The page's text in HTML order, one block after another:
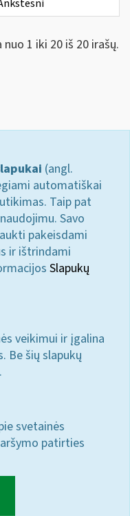
nuo 1 iki 20 iš 20 irašų.
(angl.
automatiškai
Taip pat
Savo
pakeisdami
ir ištrindami
Slapukų
veikimui ir įgalina
Be šių slapukų
svetainės
patirties